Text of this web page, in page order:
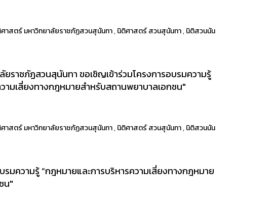
าสตร์ มหาวิทยาลัยราชภัฏสวนสุนันทา,นิติศาสตร์ สวนสุนันทา,นิติสวนนัน
ราชภัฏสวนสุนันทา ขอเชิญเข้าร่วมโครงการอบรมความรู้
ามเสี่ยงทางกฎหมายสำหรับสถานพยาบาลเอกชน"
าสตร์ มหาวิทยาลัยราชภัฏสวนสุนันทา,นิติศาสตร์ สวนสุนันทา,นิติสวนนัน
รมความรู้ “กฎหมายและการบริหารความเสี่ยงทางกฎหมาย
น"